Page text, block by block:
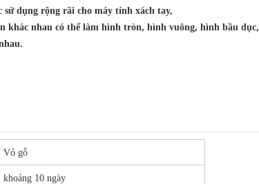
dụng rộng rãi cho máy tính xách tay,
khác nhau có thể làm hình tròn, hình vuông, hình bầu dục,
Vỏ gỗ
khoảng 10 ngày